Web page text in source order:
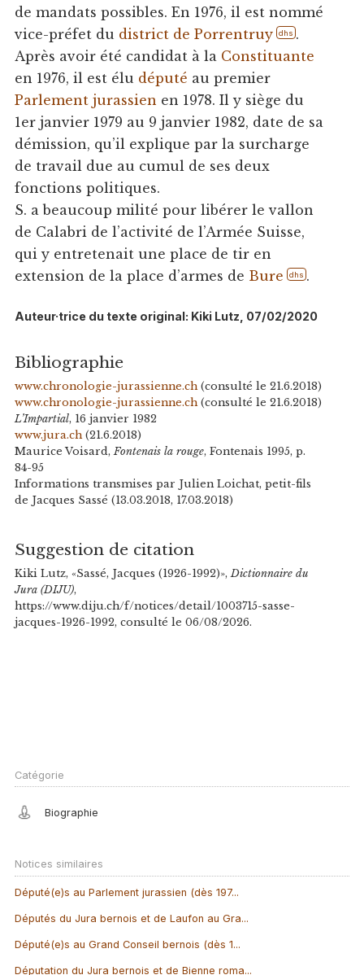
de mandats possibles. En 1976, il est nommé
vice-préfet du district de Porrentruy dhs .
Après avoir été candidat à la Constituante
en 1976, il est élu député au premier
Parlement jurassien en 1978. Il y siège du
1er janvier 1979 au 9 janvier 1982, date de sa
démission, qu’il explique par la surcharge
de travail due au cumul de ses deux
fonctions politiques.
S. a beaucoup milité pour libérer le vallon
de Calabri de l’activité de l’Armée Suisse,
qui y entretenait une place de tir en
extension de la place d’armes de Bure dhs .
Auteur·trice du texte original: Kiki Lutz, 07/02/2020
Bibliographie
www.chronologie-jurassienne.ch(consulté le 21.6.2018)
www.chronologie-jurassienne.ch(consulté le 21.6.2018)
L’Impartial, 16 janvier 1982
www.jura.ch(21.6.2018)
Maurice Voisard,Fontenais la rouge, Fontenais 1995, p.
84-95
Informations transmises par Julien Loichat, petit-fils
de Jacques Sassé (13.03.2018, 17.03.2018)
Suggestion de citation
Kiki Lutz, «Sassé, Jacques (1926-1992)», Dictionnaire du
Jura (DIJU),
https://www.diju.ch/f/notices/detail/1003715-sasse-
jacques-1926-1992, consulté le 06/08/2026.
Catégorie
Biographie
Notices similaires
Député(e)s au Parlement jurassien (dès 197...
Députés du Jura bernois et de Laufon au Gra...
Député(e)s au Grand Conseil bernois (dès 1...
Députation du Jura bernois et de Bienne roma...